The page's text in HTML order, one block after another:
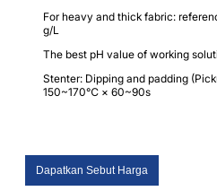
For heavy and thick fabric:
g/L
The best pH value of working
Stenter: Dipping and padding
150~170℃ × 60~90s
Dapatkan Sebut Harga